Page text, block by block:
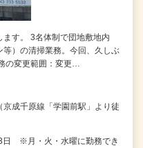
す。 3名体制で団地敷地内
等）の清掃業務。今回、久しぶ
の変更範囲：変更…
成千原線「学園前駅」より徒
日 ※月・火・水曜に勤務でき